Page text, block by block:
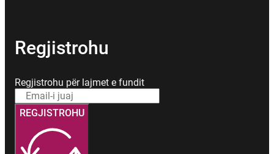
Regjistrohu
Regjistrohu për lajmet e fundit
REGJISTROHU